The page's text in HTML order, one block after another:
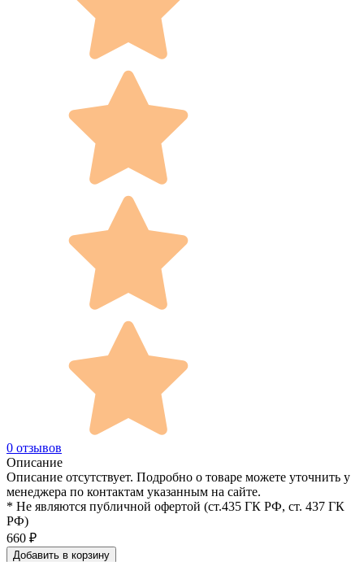
0 отзывов
Описание
Описание отсутствует. Подробно о товаре можете уточнить у
менеджера по контактам указанным на сайте.
* Не являются публичной офертой (ст.435 ГК РФ, cт. 437 ГК
РФ)
660 ₽
Добавить в корзину